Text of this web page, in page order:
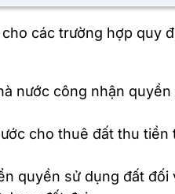
các trường hợp quy
nước công nhận
cho thuê đất thu tiền
quyền sử dụng đất đối